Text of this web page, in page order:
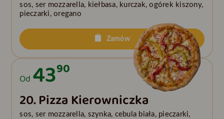
sos, ser mozzarella, kiełbasa, kurczak, ogórek kiszony,
pieczarki, oregano
Zamów
Od 4390
20. Pizza Kierowniczka
sos, ser mozzarella, szynka, cebula biała, pieczarki,